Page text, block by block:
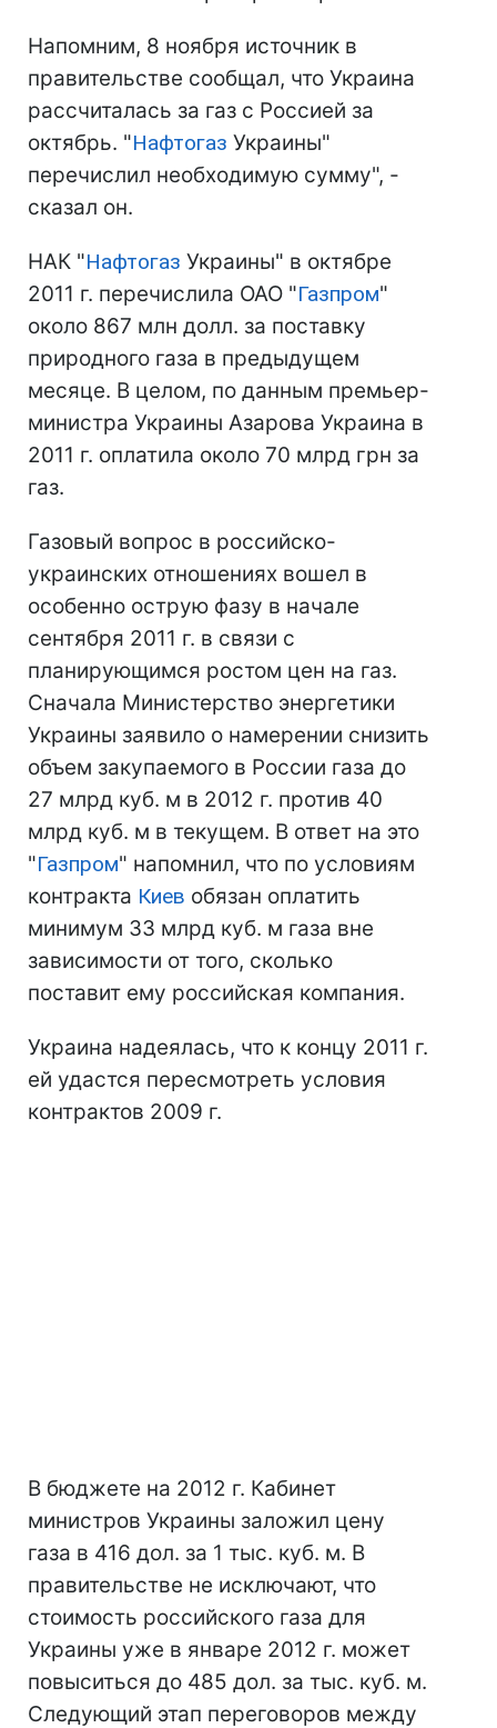
Напомним, 8 ноября источник в
правительстве сообщал, что Украина
рассчиталась за газ с Россией за
октябрь. "Нафтогаз Украины"
перечислил необходимую сумму", -
сказал он.
НАК "Нафтогаз Украины" в октябре
2011 г. перечислила ОАО "Газпром"
около 867 млн долл. за поставку
природного газа в предыдущем
месяце. В целом, по данным премьер-
министра Украины Азарова Украина в
2011 г. оплатила около 70 млрд грн за
газ.
Газовый вопрос в российско-
украинских отношениях вошел в
особенно острую фазу в начале
сентября 2011 г. в связи с
планирующимся ростом цен на газ.
Сначала Министерство энергетики
Украины заявило о намерении снизить
объем закупаемого в России газа до
27 млрд куб. м в 2012 г. против 40
млрд куб. м в текущем. В ответ на это
"Газпром" напомнил, что по условиям
контракта Киев обязан оплатить
минимум 33 млрд куб. м газа вне
зависимости от того, сколько
поставит ему российская компания.
Украина надеялась, что к концу 2011 г.
ей удастся пересмотреть условия
контрактов 2009 г.
В бюджете на 2012 г. Кабинет
министров Украины заложил цену
газа в 416 дол. за 1 тыс. куб. м. В
правительстве не исключают, что
стоимость российского газа для
Украины уже в январе 2012 г. может
повыситься до 485 дол. за тыс. куб. м.
Следующий этап переговоров между